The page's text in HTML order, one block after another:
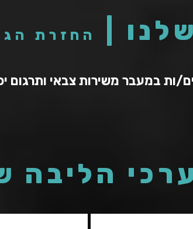
| החזרת
ות במעבר משירות צבאי ותרגום
ערכי הליבה